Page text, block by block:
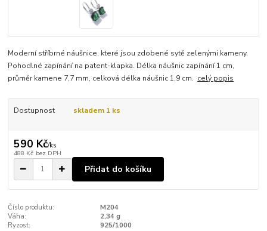
Moderní stříbrné náušnice, které jsou zdobené sytě zelenými kameny.
Pohodlné zapínání na patent-klapka. Délka náušnic zapínání 1 cm,
průměr kamene 7,7 mm, celková délka náušnic 1,9 cm. celý popis
Dostupnost skladem 1 ks
590 Kč/ks
488 Kč bez DPH
Přidat do košíku
Číslo produktu:
M204
Váha:
2,34 g
Ryzost:
925/1000